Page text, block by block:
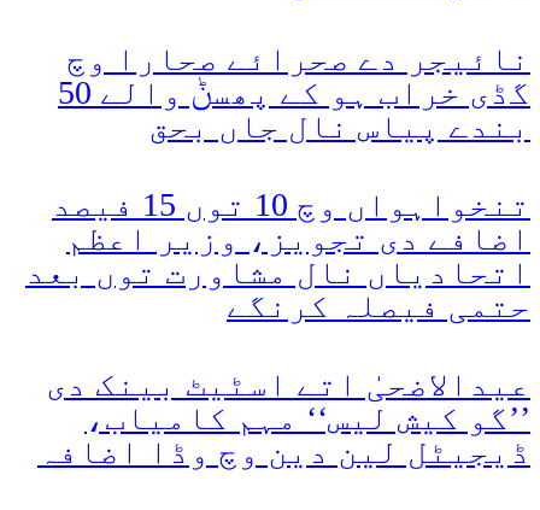
نائیجر دے صحرائے صحارا وچ
گڈی خراب ہو کے پھسݨ والے 50
بندے پیاس نال جاں بحق
تنخواہواں وچ 10 توں 15 فیصد
اضافے دی تجویز، وزیر اعظم
اتحادیاں نال مشاورت توں بعد
حتمی فیصلہ کرنگے
عیدالاضحیٰ اتے اسٹیٹ بینک دی
’’گو کیش لیس‘‘ مہم کامیاب،
ڈیجیٹل لین دین وچ وڈا اضافہ